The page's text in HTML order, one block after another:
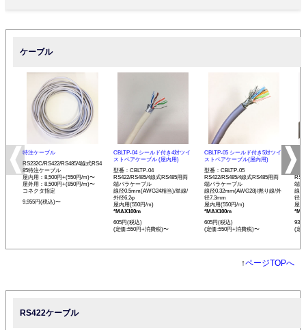
ケーブル
特注ケーブル
RS232C/RS422/RS485/4線式RS4
85特注ケーブル
屋内用：8,500円+(550円/m)〜
屋外用：8,500円+(850円/m)〜
コネクタ指定
9,955円(税込)〜
CBLTP-04 シールド付き4対ツイ
ストペアケーブル (屋内用)
型番：CBLTP-04
RS422/RS485/4線式RS485用両
端バラケーブル
線径0.5mm(AWG24相当)/単線/
外径6.2φ
屋内用(550円/m)
*MAX100m
605円(税込)
(定価:550円+消費税)〜
CBLTP-05 シールド付き5対ツイ
ストペアケーブル(屋内用)
型番：CBLTP-05
RS422/RS485/4線式RS485用両
端バラケーブル
線径0.32mm(AWG28)/撚り線/外
径7.3mm
屋内用(550円/m)
*MAX100m
605円(税込)
(定価:550円+消費税)〜
イ
端
線
径
屋
935
(定
↑ページTOPへ
RS422ケーブル